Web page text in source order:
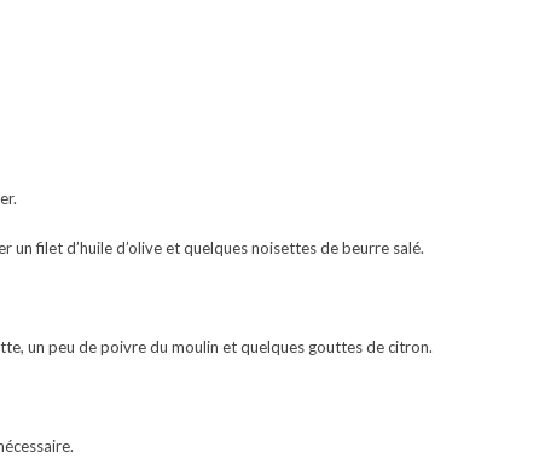
un filet d’huile d’olive et quelques noisettes de beurre salé.
un peu de poivre du moulin et quelques gouttes de citron.